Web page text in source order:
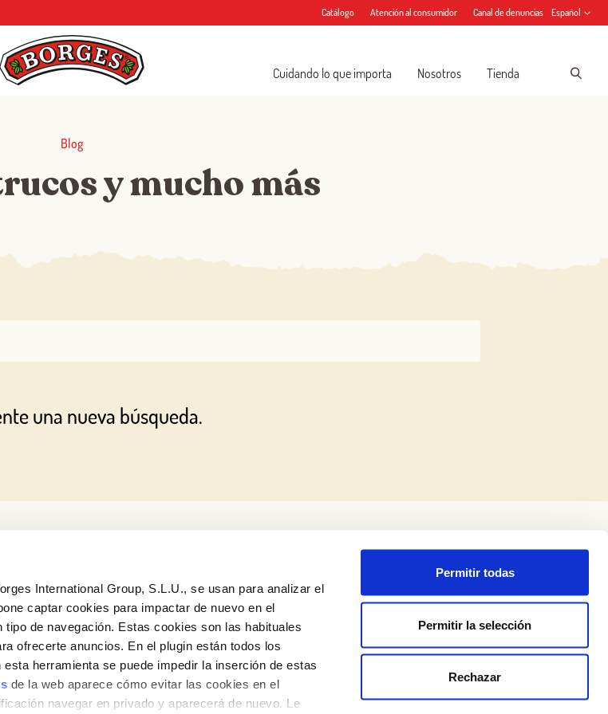
International Group, S.L.U., se usan para analizar el
captar cookies para impactar de nuevo en el
de navegación. Estas cookies son las habituales
ofrecerte anuncios. En el plugin están todos los
herramienta se puede impedir la inserción de estas
de la web aparece cómo evitar las cookies en el
navegar en privado y aparecerá de nuevo. Le
Permitir todas
Permitir la selección
Rechazar
Catálogo Atención al consumidor Canal de denuncias Español
Cuidando lo que importa Nosotros Tienda
Blog
y mucho más
una nueva búsqueda.
todas nuestras novedades?
de Borges
Política de privacidad
Aviso legal
Log in with Google